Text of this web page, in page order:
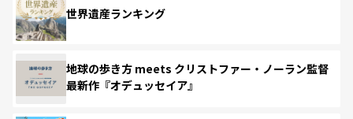
世界遺産ランキング
地球の歩き方 meets クリストファー・ノーラン監督
最新作『オデュッセイア』